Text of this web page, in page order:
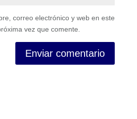
correo electrónico y web en este
vez que comente.